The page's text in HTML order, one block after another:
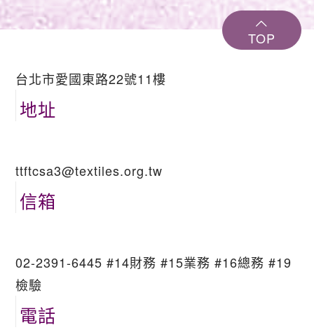
台北市愛國東路22號11樓
地址
ttftcsa3@textiles.org.tw
信箱
02-2391-6445 #14財務 #15業務 #16總務 #19
檢驗
電話
TOP